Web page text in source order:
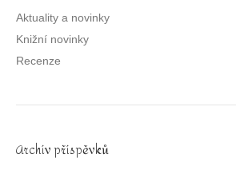
Aktuality a novinky
Knižní novinky
Recenze
Archív příspěvků